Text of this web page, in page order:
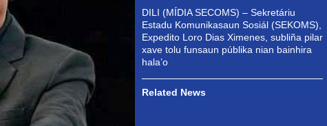
DILI (MÍDIA SECOMS) – Sekretáriu
Estadu Komunikasaun Sosiál (SEKOMS),
Expedito Loro Dias Ximenes, subliña pilar
xave tolu funsaun públika nian bainhira
hala’o
Related News